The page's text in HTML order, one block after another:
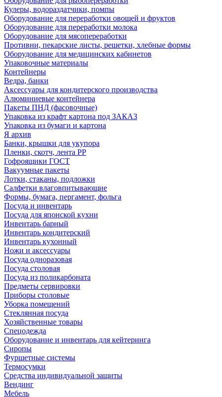
Кулеры, водораздатчики, помпы
Оборудование для переработки овощей и фруктов
Оборудование для переработки молока
Оборудование для мясопереработки
Противни, пекарские листы, решетки, хлебные формы
Оборудование для медицинских кабинетов
Упаковочные материалы
Контейнеры
Ведра, банки
Аксессуары для кондитерского производства
Алюминиевые контейнера
Пакеты ПНД (фасовочные)
Упаковка из крафт картона под ЗАКАЗ
Упаковка из бумаги и картона
Я архив
Банки, крышки для укупора
Пленки, скотч, лента РР
Гофроящики ГОСТ
Вакуумные пакеты
Лотки, стаканы, подложки
Салфетки влаговпитывающие
Формы, бумага, пергамент, фольга
Посуда и инвентарь
Посуда для японской кухни
Инвентарь барный
Инвентарь кондитерский
Инвентарь кухонный
Ножи и аксессуары
Посуда одноразовая
Посуда столовая
Посуда из поликарбоната
Предметы сервировки
Приборы столовые
Уборка помещений
Стеклянная посуда
Хозяйственные товары
Спецодежда
Оборудование и инвентарь для кейтеринга
Сиропы
Фуршетные системы
Термосумки
Средства индивидуальной защиты
Вендинг
Мебель